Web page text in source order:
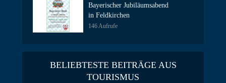
Bayerischer Jubiläumsabend
in Feldkirchen
146 Aufrufe
BELIEBTESTE BEITRÄGE AUS
TOURISMUS